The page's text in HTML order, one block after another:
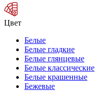
Цвет
Белые
Белые гладкие
Белые глянцевые
Белые классические
Белые крашенные
Бежевые